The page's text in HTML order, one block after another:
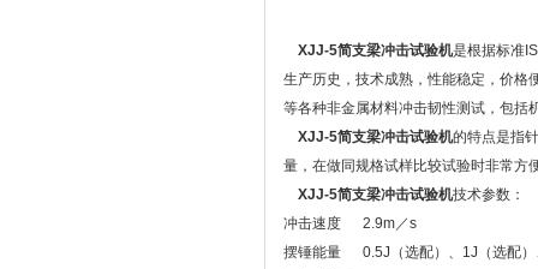
XJJ-5简支梁冲击试验机是根据标准
生产历史，技术成熟，性能稳定，价格
等各种非金属材料冲击韧性测试，包括
XJJ-5简支梁冲击试验机的特点是指
量，在做同规格试样比较试验时非常方
XJJ-5简支梁冲击试验机技术参数：
冲击速度 2.9m／s
摆锤能量 0.5J（选配）、1J（选配